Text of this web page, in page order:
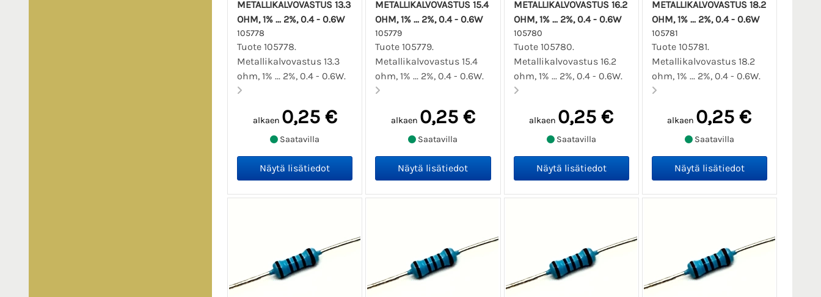
METALLIKALVOVASTUS 13.3
OHM, 1% ... 2%, 0.4 - 0.6W
105778
Tuote 105778.
Metallikalvovastus 13.3
ohm, 1% ... 2%, 0.4 - 0.6W.
alkaen 0,25 €
Saatavilla
METALLIKALVOVASTUS 15.4
OHM, 1% ... 2%, 0.4 - 0.6W
105779
Tuote 105779.
Metallikalvovastus 15.4
ohm, 1% ... 2%, 0.4 - 0.6W.
alkaen 0,25 €
Saatavilla
METALLIKALVOVASTUS 16.2
OHM, 1% ... 2%, 0.4 - 0.6W
105780
Tuote 105780.
Metallikalvovastus 16.2
ohm, 1% ... 2%, 0.4 - 0.6W.
alkaen 0,25 €
Saatavilla
METALLIKALVOVASTUS 18.2
OHM, 1% ... 2%, 0.4 - 0.6W
105781
Tuote 105781.
Metallikalvovastus 18.2
ohm, 1% ... 2%, 0.4 - 0.6W.
alkaen 0,25 €
Saatavilla